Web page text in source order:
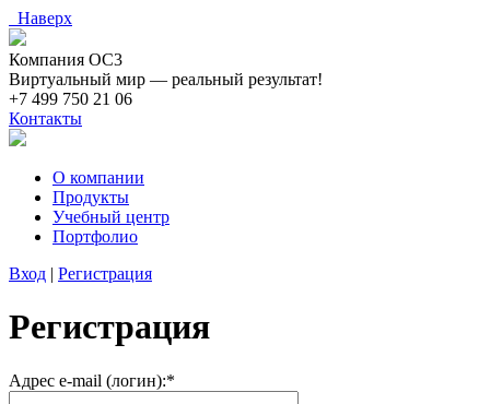
Наверх
Компания ОС3
Виртуальный мир — реальный результат!
+7 499 750 21 06
Контакты
О компании
Продукты
Учебный центр
Портфолио
Вход | Регистрация
Регистрация
Адрес e-mail (логин):*